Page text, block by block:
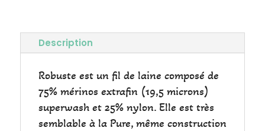
Description
Robuste est un fil de laine composé de
75% mérinos extrafin (19,5 microns)
superwash et 25% nylon. Elle est très
semblable à la Pure, même construction